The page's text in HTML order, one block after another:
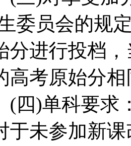
委员会的规
分进行投档
高考原始分
)单科要求：
于未参加新